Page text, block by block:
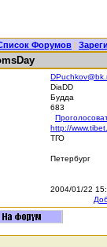
Форумов |
DiaDD
Будда
683
http://
ТГО
Петербург
2004/01/22